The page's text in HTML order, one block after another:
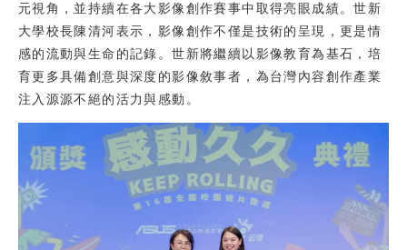
元視角，並持續在各大影像創作賽事中取得亮眼成績。世新
大學校長陳清河表示，影像創作不僅是技術的呈現，更是情
感的流動與生命的記錄。世新將繼續以影像教育為基石，培
育更多具備創意與深度的影像敘事者，為台灣內容創作產業
注入源源不絕的活力與感動。